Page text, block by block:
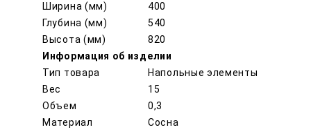
Ширина (мм)
400
Глубина (мм)
540
Высота (мм)
820
Информация об изделии
Тип товара
Напольные элементы
Вес
15
Объем
0,3
Материал
Сосна